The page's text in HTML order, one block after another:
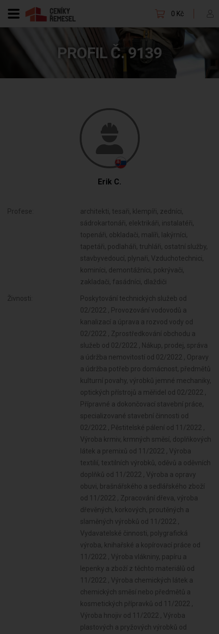
0 Kč
PROFIL Č. 9139
Erik C.
Profese:
architekti, tesaři, klempíři, zedníci,
sádrokartonáři, elektrikáři, instalatéři,
topenáři, obkladači, malíři, lakýrníci,
tapetáři, podlaháři, truhláři, ostatní služby,
stavbyvedoucí, plynaři, Vzduchotechnici,
kominíci, demontážníci, pokrývači,
zakladači, fasádníci, dlaždiči
Živnosti: Poskytování technických služeb od 02/2022 , Provozování vodovodů a kanalizací a úprava a rozvod vody od 02/2022 , Zprostředkování obchodu a služeb od 02/2022 , Nákup, prodej, správa a údržba nemovitostí od 02/2022 , Opravy a údržba potřeb pro domácnost, předmětů kulturní povahy, výrobků jemné mechaniky, optických přístrojů a měřidel od 02/2022 , Přípravné a dokončovací stavební práce, specializované stavební činnosti od 02/2022 , Pěstitelské pálení od 11/2022 , Výroba krmiv, krmných směsí, doplňkových látek a premixů od 11/2022 , Výroba textilií, textilních výrobků, oděvů a oděvních doplňků od 11/2022 , Výroba a opravy obuvi, brašnářského a sedlářského zboží od 11/2022 , Zpracování dřeva, výroba dřevěných, korkových, proutěných a slaměných výrobků od 11/2022 , Vydavatelské činnosti, polygrafická výroba, knihařské a kopírovací práce od 11/2022 , Výroba vlákniny, papíru a lepenky a zboží z těchto materiálů od 11/2022 , Výroba chemických látek a chemických směsí nebo předmětů a kosmetických přípravků od 11/2022 , Výroba hnojiv od 11/2022 , Výroba plastových a pryžových výrobků od 11/2022 , Výroba a zpracování skla od 11/2022 , Výroba stavebních hmot, porcelánových, keramických a sádrových výrobků od 11/2022 , Výroba brusiv a ostatních minerálních nekovových výrobků od 11/2022 , Broušení technického a šperkového kamene od 11/2022 , Výroba kovových konstrukcí a kovodělných výrobků od 11/2022 , Umělecko-řemeslné zpracování kovů od 11/2022 , Povrchové úpravy a svařování kovů a dalších materiálů od 11/2022 , Výroba měřicích, zkušebních, navigačních, optických a fotografických přístrojů a zařízení od 11/2022 , Výroba elektronických součástek, elektrických zařízení a výroba a opravy elektrických strojů, přístrojů a elektronických zařízení pracujících na malém napětí od 11/2022 , Výroba neelektrických zařízení pro domácnost od 11/2022 , Výroba strojů a zařízení od 11/2022 , Výroba motorových a přípojných vozidel a karoserií od 11/2022 , Stavba a výroba plavidel od 11/2022 , Výroba, vývoj, projektování, zkoušky, instalace, údržba, opravy, modifikace a konstrukční změny letadel, motorů letadel, vrtulí, letadlových částí a zařízení a leteckých pozemních zařízení od 11/2022 , Sklenářské práce, rámování a paspartování od 11/2022 , Výroba drážních hnacích vozidel a drážních vozidel na dráze tramvajové, trolejbusové a lanové a železničního parku od 11/2022 , Velkoobchod a maloobchod od 11/2022 , Výroba jízdních kol, vozíků pro invalidy a jiných nemotorových dopravních prostředků od 11/2022 , Zastavárenská činnost a maloobchod s použitým zbožím od 11/2022 , Výroba a opravy čalounických výrobků od 11/2022 , Údržba motorových vozidel a jejich příslušenství od 11/2022 , Potrubní a pozemní doprava (vyjma železniční a silniční motorové dopravy) od 11/2022 , Výroba, opravy a údržba sportovních potřeb, her, hraček a dětských kočárků od 11/2022 , Skladování, balení zboží, manipulace s nákladem a technické činnosti v dopravě od 11/2022 , Výroba zdravotnických prostředků od 11/2022 , Zasilatelství a zastupování v celním řízení od 11/2022 , Výroba a opravy zdrojů ionizujícího záření od 11/2022 , Ubytovací služby od 11/2022 , Výroba školních a kancelářských potřeb, kromě výrobků z papíru, výroba bižuterie, kartáčnického a konfekčního zboží, deštníků, upomínkových předmětů od 11/2022 , Poskytování software, poradenství v oblasti informačních technologií, zpracování dat, hostingové a související činnosti a webové portály od 11/2022 , Výroba dalších výrobků zpracovatelského průmyslu od 11/2022 , Pronájem a půjčování věcí movitých od 11/2022 , Činnost informačních a zpravodajských kanceláří od 11/2022 , Poradenská a konzultační činnost, zpracování odborných studií a posudků od 11/2022 , Příprava a vypracování technických návrhů, grafické a kresličské práce od 11/2022 , Projektování elektrických zařízení od 11/2022 , Výzkum a vývoj v obla